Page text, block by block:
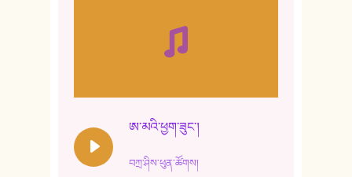
ཨ་མའི་ཕྱག་ཟུང་།
བཀྲ་ཤིས་ཕུན་ཚོགས།